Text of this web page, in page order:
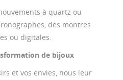
à quartz ou
des montres
ou digitales.
de bijoux
et vos envies, nous leur